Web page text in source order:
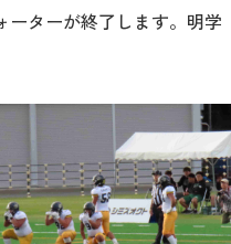
ーターが終了します。明学